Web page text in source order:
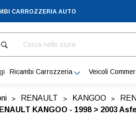
CARROZZERIA AUTO
Ricambi Carrozzeria Veicoli
RENAULT KANGOO
KANGOO - 1998 > 2003